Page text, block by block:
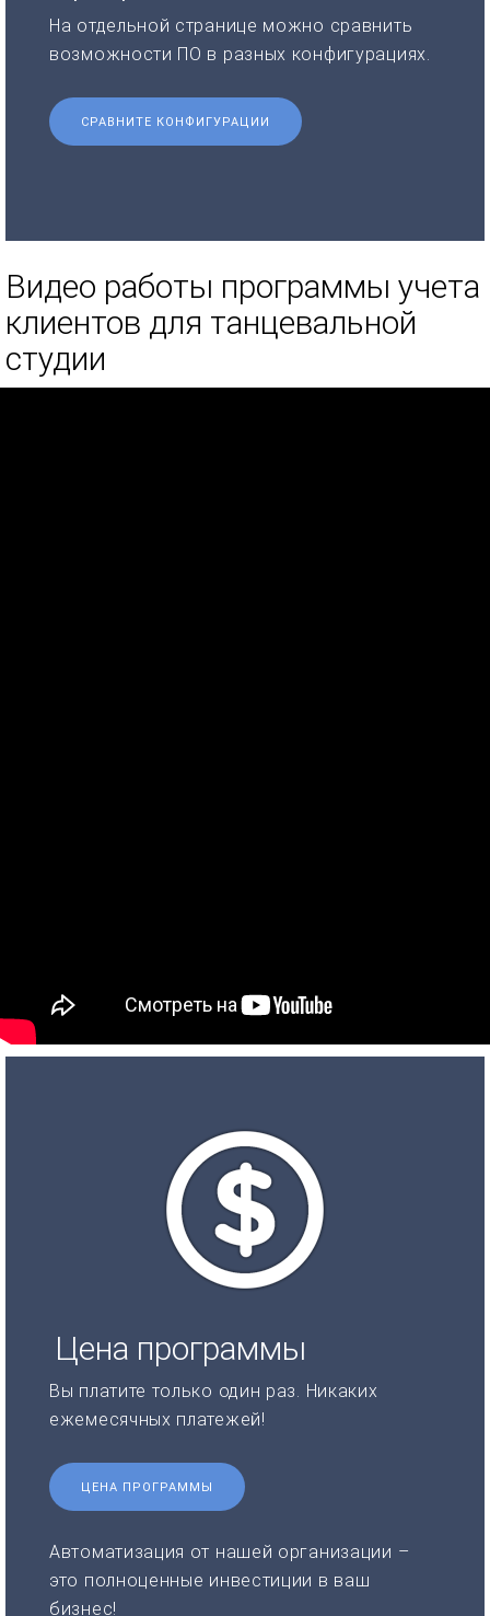
На отдельной странице можно сравнить
возможности ПО в разных конфигурациях.
СРАВНИТЕ КОНФИГУРАЦИИ
Видео работы программы учета
клиентов для танцевальной
студии
Цена программы
Вы платите только один раз. Никаких
ежемесячных платежей!
ЦЕНА ПРОГРАММЫ
Автоматизация от нашей организации –
это полноценные инвестиции в ваш
бизнес!